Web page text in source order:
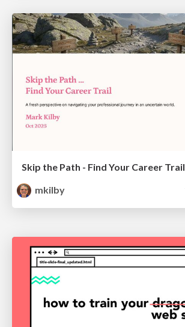
Skip the Path - Find Your Career Trail
mkilby